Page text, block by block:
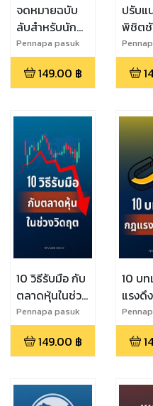
จดหมายฉบับ
ลับสำหรับนัก
เทรด
Pennapa pasuk
149.00 ฿
ปรับแ
พิชิตชั
ลงทุน
10 วิธีรับมือ กับ
ตลาดหุ้นในช่วง
วิดฤต
Pennapa pasuk
149.00 ฿
10 บ
แรงดึ